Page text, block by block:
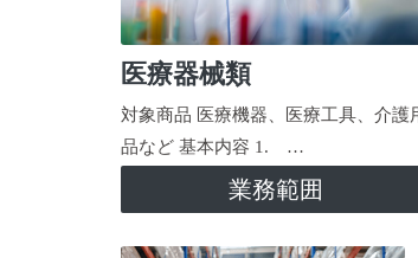
医療器械類
対象商品 医療機器、医療工具、介護
品など 基本内容 1. …
業務範囲